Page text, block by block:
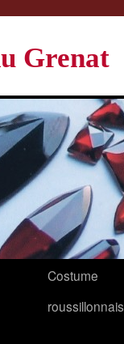
Grenat
Costume
roussillonnais